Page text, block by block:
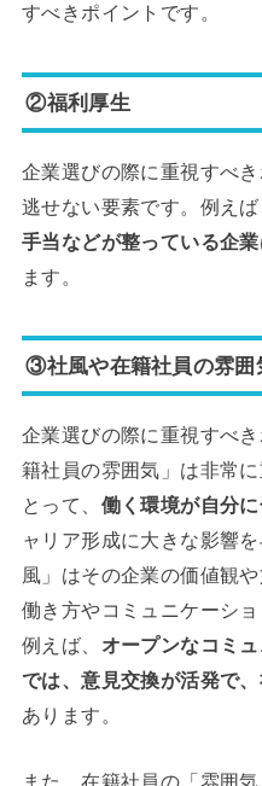
すべきポイントです。
②福利厚生
企業選びの際に重視すべ
逃せない要素です。例え
手当などが整っている企
ます。
③社風や在籍社員の雰囲
企業選びの際に重視すべ
籍社員の雰囲気」は非常
とって、 働く環境が自分
ャリア形成に大きな影響
風」はその企業の価値観
働き方やコミュニケーシ
例えば、 オープンなコミ
では、意見交換が活発で
あります。
また、在籍社員の「雰囲